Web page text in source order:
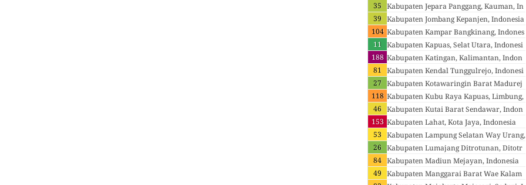
esia
35 Kabupaten Jepara Panggang, Kauman, In
donesia
39 Kabupaten Jombang Kepanjen, Indonesia
104 Kabupaten Kampar Bangkinang, Indones
ia
11 Kabupaten Kapuas, Selat Utara, Indonesi
a
188 Kabupaten Katingan, Kalimantan, Indon
esia
81 Kabupaten Kendal Tunggulrejo, Indonesi
a
27 Kabupaten Kotawaringin Barat Madurej
o, Pangkalan Bun, Indonesia
118 Kabupaten Kubu Raya Kapuas, Limbung,
Indonesia
46 Kabupaten Kutai Barat Sendawar, Indon
esia
153 Kabupaten Lahat, Kota Jaya, Indonesia
53 Kabupaten Lampung Selatan Way Urang,
Wayurang, Indonesia
26 Kabupaten Lumajang Ditrotunan, Ditotr
unan, Indonesia
84 Kabupaten Madiun Mejayan, Indonesia
49 Kabupaten Manggarai Barat Wae Kalam